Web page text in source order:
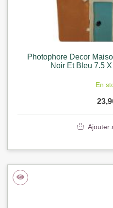
Photophore Decor
Noir Et Bleu 7.5
En
Ajouter